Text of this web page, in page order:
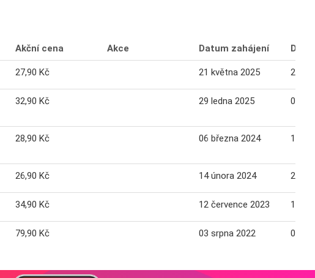
Akční cena Akce Datum zahájení
27,90 Kč 21 května 2025 27
32,90 Kč 29 ledna 2025 04
28,90 Kč 06 března 2024 12
26,90 Kč 14 února 2024 20
34,90 Kč 12 července 2023 18
79,90 Kč 03 srpna 2022 09